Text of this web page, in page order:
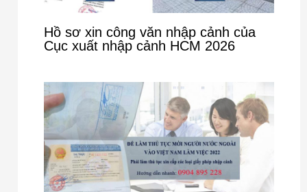
Hồ sơ xin công văn nhập cảnh của
Cục xuất nhập cảnh HCM 2026